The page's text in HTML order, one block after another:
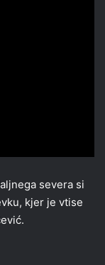
severa si
kjer je vtise